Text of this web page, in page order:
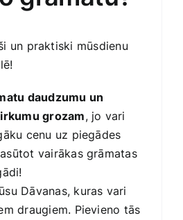
un praktiski mūsdienu
daudzumu un
grozam, jo vari
cenu uz piegādes
vairākas grāmatas
Dāvanas, kuras vari
draugiem. Pievieno tās